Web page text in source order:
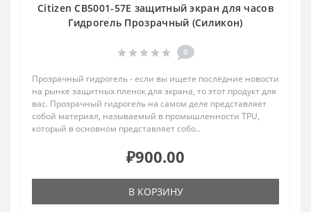
Citizen CB5001-57E защитный экран для часов
Гидрогель Прозрачный (Силикон)
0
Прозрачный гидрогель - если вы ищете последние новости
на рынке защитных пленок для экрана, то этот продукт для
вас. Прозрачный гидрогель на самом деле представляет
собой материал, называемый в промышленности TPU,
который в основном представляет собо..
₽900.00
В КОРЗИНУ